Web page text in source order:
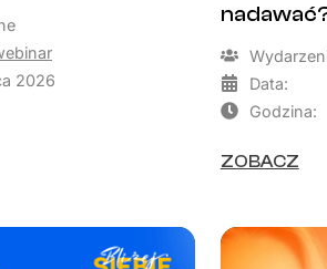
2026
Data:
Godzina:
ZOBACZ